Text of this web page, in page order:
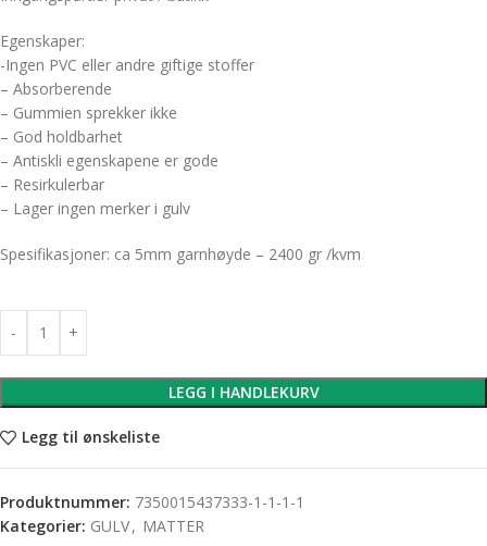
Egenskaper:
-Ingen PVC eller andre giftige stoffer
– Absorberende
– Gummien sprekker ikke
– God holdbarhet
– Antiskli egenskapene er gode
– Resirkulerbar
– Lager ingen merker i gulv
Spesifikasjoner: ca 5mm garnhøyde – 2400 gr /kvm
LEGG I HANDLEKURV
Legg til ønskeliste
Produktnummer: 7350015437333-1-1-1-1
Kategorier: GULV, MATTER